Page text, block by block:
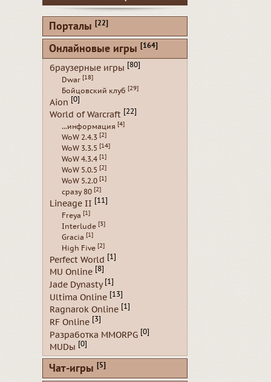
Порталы [22]
Онлайновые игры [164]
браузерные игры [80]
Dwar [18]
Бойцовский клуб [29]
Aion [0]
World of Warcraft [22]
...информация [4]
WoW 2.4.3 [2]
WoW 3.3.5 [14]
WoW 4.3.4 [1]
WoW 5.0.5 [2]
WoW 5.2.0 [1]
сразу 80 [2]
Lineage II [11]
Freya [1]
Interlude [3]
Gracia [1]
High Five [2]
Perfect World [1]
MU Online [8]
Jade Dynasty [1]
Ultima Online [13]
Ragnarok Online [1]
RF Online [3]
Разработка MMORPG [0]
MUDы [0]
Чат-игры [5]